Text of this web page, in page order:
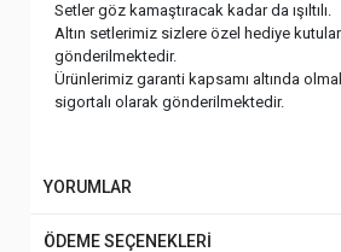
Setler göz kamaştıracak kadar da ışıltılı.
Altın setlerimiz sizlere özel hediye
gönderilmektedir.
Ürünlerimiz garanti kapsamı altında
sigortalı olarak gönderilmektedir.
YORUMLAR
ÖDEME SEÇENEKLERİ